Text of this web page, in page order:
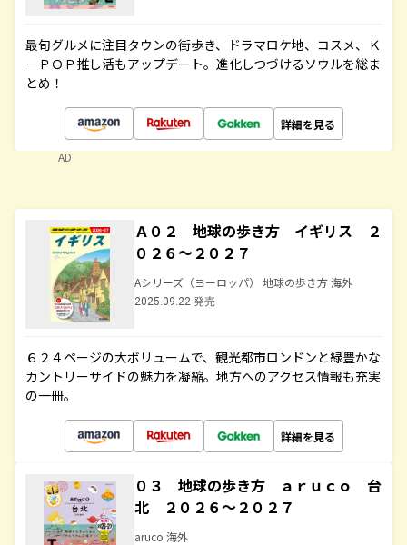
最旬グルメに注目タウンの街歩き、ドラマロケ地、コスメ、Ｋ
－ＰＯＰ推し活もアップデート。進化しつづけるソウルを総ま
とめ！
詳細を見る
AD
Ａ０２ 地球の歩き方 イギリス ２
０２６～２０２７
Aシリーズ（ヨーロッパ） 地球の歩き方 海外
2025.09.22 発売
６２４ページの大ボリュームで、観光都市ロンドンと緑豊かな
カントリーサイドの魅力を凝縮。地方へのアクセス情報も充実
の一冊。
詳細を見る
０３ 地球の歩き方 ａｒｕｃｏ 台
北 ２０２６～２０２７
aruco 海外